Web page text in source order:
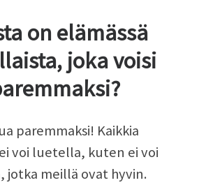
on elämässä
joka voisi
paremmaksi! Kaikkia
voi luetella, kuten ei voi
jotka meillä ovat hyvin.